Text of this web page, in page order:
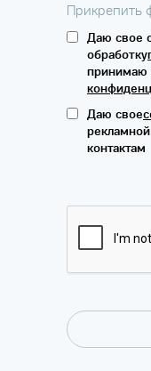
Прикрепить
Даю свое
обработку
принимаю
Даю свое
контактам